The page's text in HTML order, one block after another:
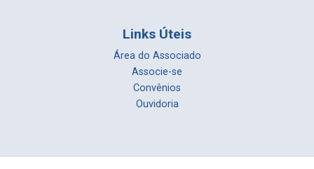
Links Úteis
Área do Associado
Associe-se
Convênios
Ouvidoria